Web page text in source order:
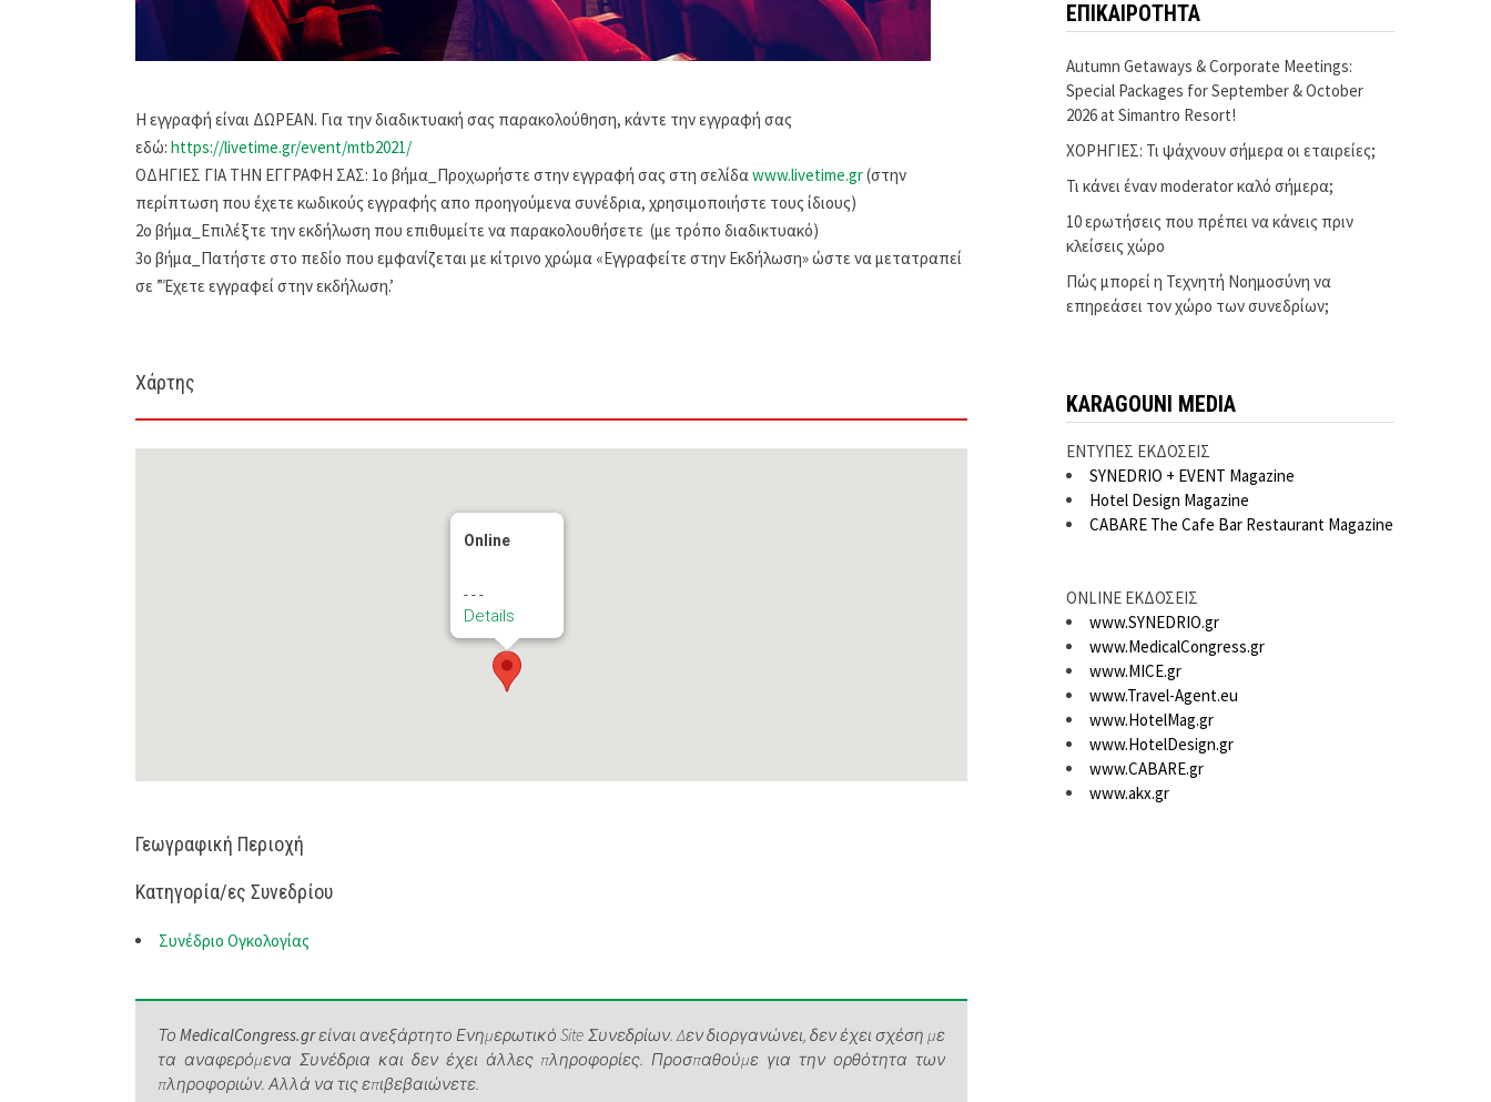
Η εγγραφή είναι ΔΩΡΕΑΝ. Για την διαδικτυακή σας παρακολούθηση, κάντε την εγγραφή σας
εδώ:https://livetime.gr/event/mtb2021/
ΟΔΗΓΙΕΣ ΓΙΑ ΤΗΝ ΕΓΓΡΑΦΗ ΣΑΣ: 1o βήμα_Προχωρήστε στην εγγραφή σας στη σελίδαwww.livetime.gr(στην
περίπτωση που έχετε κωδικούς εγγραφής απο προηγούμενα συνέδρια, χρησιμοποιήστε τους ίδιους)
2ο βήμα_Επιλέξτε την εκδήλωση που επιθυμείτε να παρακολουθήσετε (με τρόπο διαδικτυακό)
3ο βήμα_Πατήστε στο πεδίο που εμφανίζεται με κίτρινο χρώμα «Εγγραφείτε στην Εκδήλωση» ώστε να μετατραπεί
σε ”Έχετε εγγραφεί στην εκδήλωση.’
Χάρτης
Online
- - -
Details
Γεωγραφική Περιοχή
Κατηγορία/ες Συνεδρίου
Συνέδριο Ογκολογίας
ΤοMedicalCongress.grείναι ανεξάρτητο Ενημερωτικό Site Συνεδρίων. Δεν διοργανώνει, δεν έχει σχέση με
τα αναφερόμενα Συνέδρια και δεν έχει άλλες πληροφορίες. Προσπαθούμε για την ορθότητα των
πληροφοριών. Αλλά να τις επιβεβαιώνετε.
ΕΠΙΚΑΙΡΟΤΗΤΑ
Autumn Getaways & Corporate Meetings:
Special Packages for September & October
2026 at Simantro Resort!
ΧΟΡΗΓΙΕΣ: Τι ψάχνουν σήμερα οι εταιρείες;
Τι κάνει έναν moderator καλό σήμερα;
10 ερωτήσεις που πρέπει να κάνεις πριν
κλείσεις χώρο
Πώς μπορεί η Τεχνητή Νοημοσύνη να
επηρεάσει τον χώρο των συνεδρίων;
KARAGOUNI MEDIA
ΕΝΤΥΠΕΣ ΕΚΔΟΣΕΙΣ
SYNEDRIO + EVENT Magazine
Hotel Design Magazine
CABARE The Cafe Bar Restaurant Magazine
ONLINE ΕΚΔΟΣΕΙΣ
www.SYNEDRIO.gr
www.MedicalCongress.gr
www.MICE.gr
www.Travel-Agent.eu
www.HotelMag.gr
www.HotelDesign.gr
www.CABARE.gr
www.akx.gr